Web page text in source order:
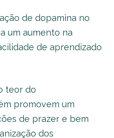
de dopamina no
um aumento na
de aprendizado
teor do
promovem um
de prazer e bem
dos